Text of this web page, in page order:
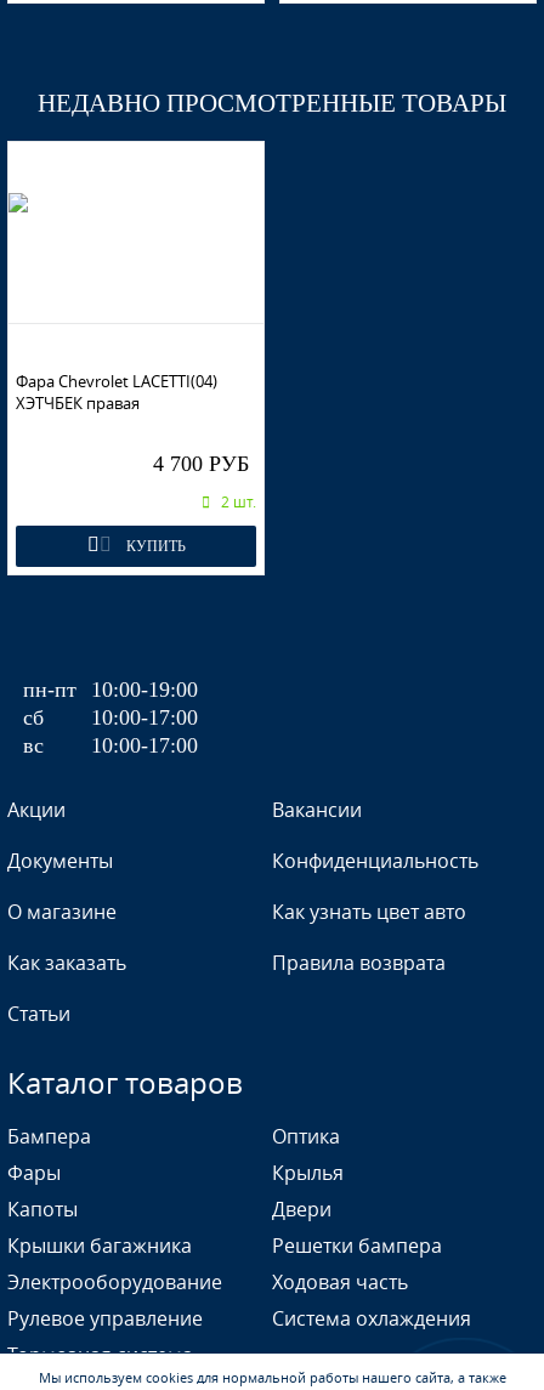
15U, 26V - IMPERIAL BLUE
15U, 26V - IMPERIAL BLUE
87U - PEARL BLACK
87U - PEARL BLACK
92U, GCY - POLY SILVER
92U, GCY - POLY SILVER
92U, GCY - POLY SILVER
НЕДАВНО ПРОСМОТРЕННЫЕ ТОВАРЫ
Фара Chevrolet LACETTI(04)
ХЭТЧБЕК правая
4 700 РУБ
2 шт.
КУПИТЬ
пн-пт 10:00-19:00
сб
10:00-17:00
вс
10:00-17:00
Акции
Вакансии
Документы
Конфиденциальность
О магазине
Как узнать цвет авто
Как заказать
Правила возврата
Статьи
Каталог товаров
Бампера
Оптика
Фары
Крылья
Капоты
Двери
Крышки багажника
Решетки бампера
Электрооборудование
Ходовая часть
Рулевое управление
Система охлаждения
Тормозная система
Мы используем cookies для нормальной работы нашего сайта, а также